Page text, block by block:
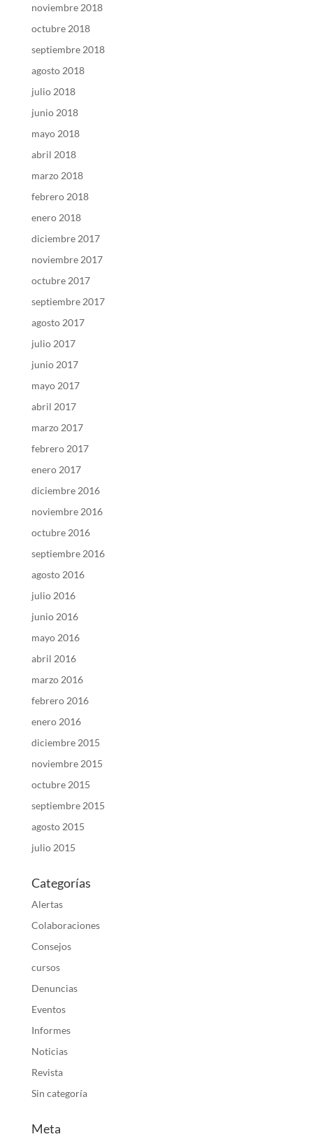
noviembre 2018
octubre 2018
septiembre 2018
agosto 2018
julio 2018
junio 2018
mayo 2018
abril 2018
marzo 2018
febrero 2018
enero 2018
diciembre 2017
noviembre 2017
octubre 2017
septiembre 2017
agosto 2017
julio 2017
junio 2017
mayo 2017
abril 2017
marzo 2017
febrero 2017
enero 2017
diciembre 2016
noviembre 2016
octubre 2016
septiembre 2016
agosto 2016
julio 2016
junio 2016
mayo 2016
abril 2016
marzo 2016
febrero 2016
enero 2016
diciembre 2015
noviembre 2015
octubre 2015
septiembre 2015
agosto 2015
julio 2015
Categorías
Alertas
Colaboraciones
Consejos
cursos
Denuncias
Eventos
Informes
Noticias
Revista
Sin categoría
Meta